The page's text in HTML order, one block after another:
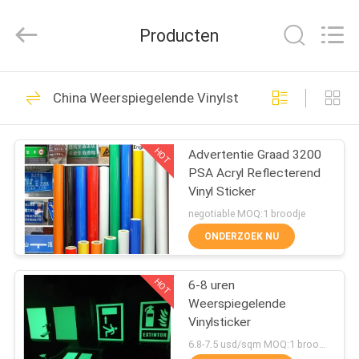
THUIS
PRODUCTEN
OVER
ONS
FABRIEKSTOCHT
KWALITEITSCONTROLE
Co.,Ltd.
Vinylstickerbroodje
75
Het vinylbroodje van
de Vloersticker
15
Producten
China Weerspiegelende Vinylsticker
HOT
Advertentie Graad 3200
PSA Acryl Reflecterend
Vinyl Sticker
negotiable MOQ:1 broodje
ONDERZOEK NU
HOT
6-8 uren
Weerspiegelende
Vinylsticker